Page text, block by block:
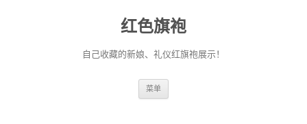
红色旗袍
自己收藏的新娘、礼仪红旗袍展示！
菜单